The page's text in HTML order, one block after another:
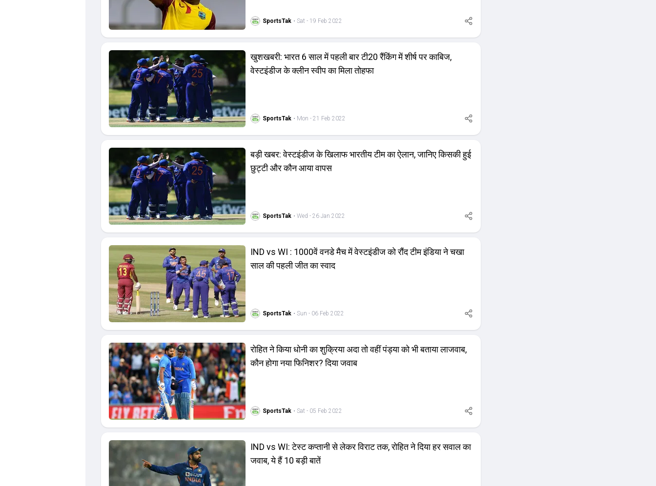
SportsTak • Sat - 19 Feb 2022
खुशखबरी: भारत 6 साल में पहली बार टी20 रैंकिंग में शीर्ष पर काबिज,
वेस्‍टइंडीज के क्‍लीन स्‍वीप का मिला तोहफा
SportsTak • Mon - 21 Feb 2022
बड़ी खबर: वेस्‍टइंडीज के खिलाफ भारतीय टीम का ऐलान, जानिए किसकी हुई
छुट्टी और कौन आया वापस
SportsTak • Wed - 26 Jan 2022
IND vs WI : 1000वें वनडे मैच में वेस्टइंडीज को रौंद टीम इंडिया ने चखा
साल की पहली जीत का स्वाद
SportsTak • Sun - 06 Feb 2022
रोहित ने किया धोनी का शुक्रिया अदा तो वहीं पंड्या को भी बताया लाजवाब,
कौन होगा नया फिनिशर? दिया जवाब
SportsTak • Sat - 05 Feb 2022
IND vs WI: टेस्ट कप्तानी से लेकर विराट तक, रोहित ने दिया हर सवाल का
जवाब, ये हैं 10 बड़ी बातें